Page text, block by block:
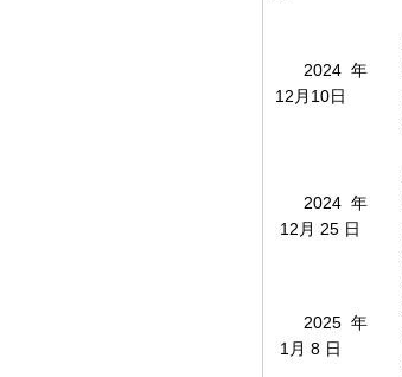
2024年
12月10日
2024年
12月 25 日
2025年
1月 8 日